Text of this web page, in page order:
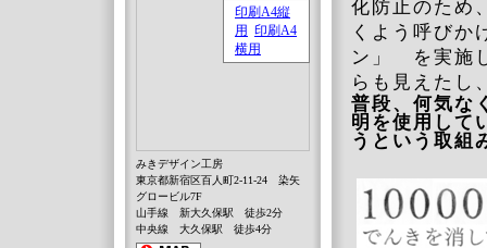
化防止のため
くよう呼びか
ン」 を実施
らも見えたし
普段、何気な
明を使用して
うという取組
みきデザイン工房
東京都新宿区百人町2-11-24 染矢
グロービル7F
山手線 新大久保駅 徒歩2分
中央線 大久保駅 徒歩4分